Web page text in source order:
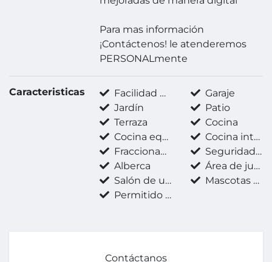
Para mas información
¡Contáctenos! le atenderemos
PERSONALmente
Caracteristicas Facilidad para estacionarse
Garaje
Jardín
Patio
Terraza
Cocina
Cocina equipada
Cocina integral
Fraccionamiento privado
Seguridad 24 horas
Alberca
Área de juegos infantiles
Salón de usos múltiples
Mascotas permitidas
Permitido fumar
Contáctanos